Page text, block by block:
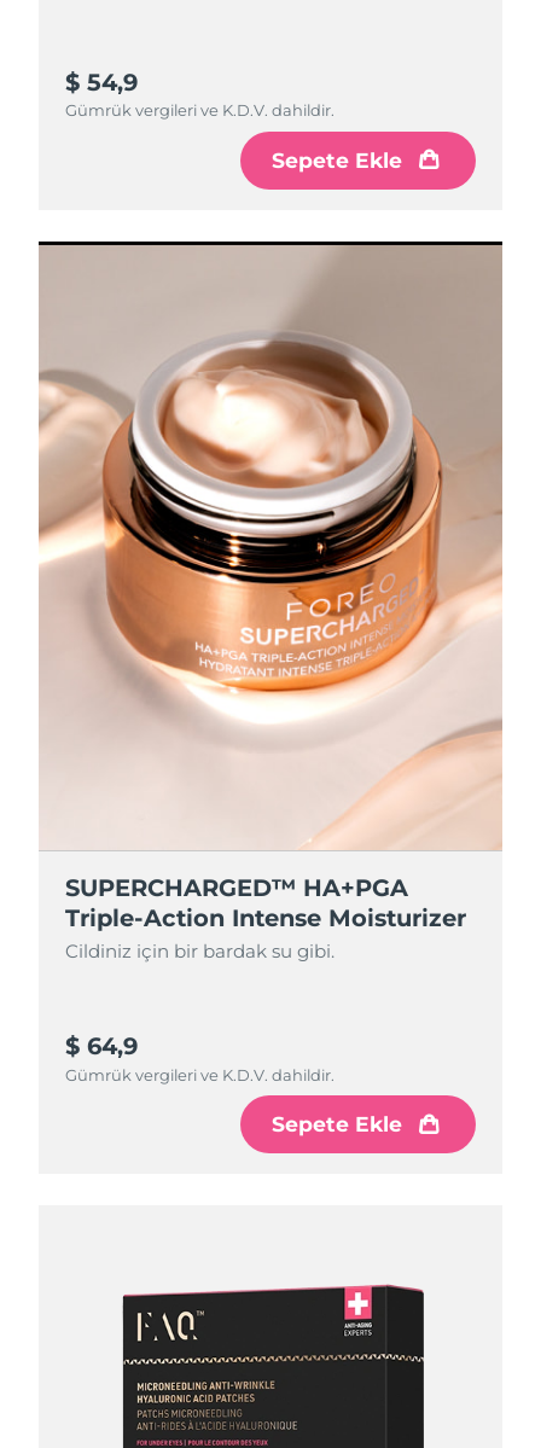
$ 54,9
Gümrük vergileri ve K.D.V. dahildir.
Sepete Ekle
SUPERCHARGED™ HA+PGA
Triple-Action Intense Moisturizer
Cildiniz için bir bardak su gibi.
$ 64,9
Gümrük vergileri ve K.D.V. dahildir.
Sepete Ekle